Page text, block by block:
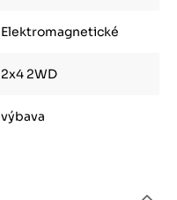
Elektromagnetické
2x4 2WD
výbava